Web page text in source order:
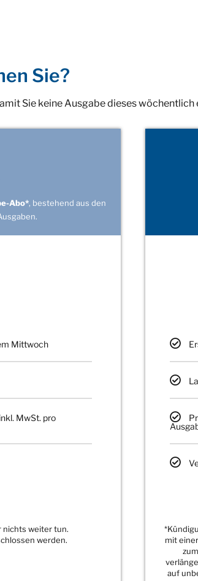
Sie?
Sie keine Ausgabe dieses
Abo*, bestehend aus den
Mittwoch
MwSt. pro
nichts weiter tun.
werden.
mit
auf